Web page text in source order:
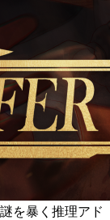
を暴く推理アド